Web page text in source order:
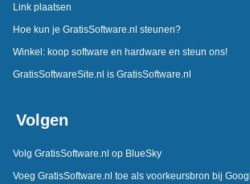
Link plaatsen
Hoe kun je GratisSoftware.nl steunen?
Winkel: koop software en hardware en steun ons!
GratisSoftwareSite.nl is GratisSoftware.nl
Volgen
Volg GratisSoftware.nl op BlueSky
Voeg GratisSoftware.nl toe als voorkeursbron bij